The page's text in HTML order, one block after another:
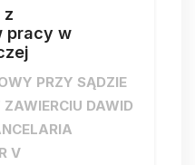
z
pracy w
PRZY SĄDZIE
DAWID
V